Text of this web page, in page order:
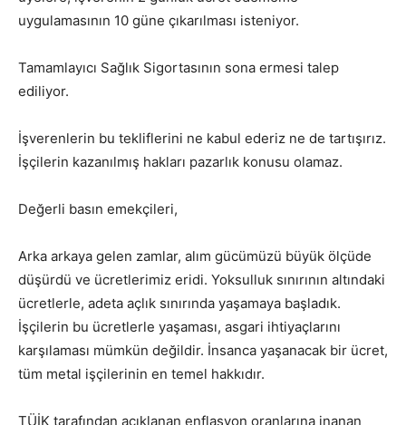
uygulamasının 10 güne çıkarılması isteniyor.
Tamamlayıcı Sağlık Sigortasının sona ermesi talep
ediliyor.
İşverenlerin bu tekliflerini ne kabul ederiz ne de tartışırız.
İşçilerin kazanılmış hakları pazarlık konusu olamaz.
Değerli basın emekçileri,
Arka arkaya gelen zamlar, alım gücümüzü büyük ölçüde
düşürdü ve ücretlerimiz eridi. Yoksulluk sınırının altındaki
ücretlerle, adeta açlık sınırında yaşamaya başladık.
İşçilerin bu ücretlerle yaşaması, asgari ihtiyaçlarını
karşılaması mümkün değildir. İnsanca yaşanacak bir ücret,
tüm metal işçilerinin en temel hakkıdır.
TÜİK tarafından açıklanan enflasyon oranlarına inanan